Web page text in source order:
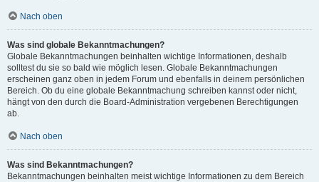
Nach oben
Was sind globale Bekanntmachungen?
Globale Bekanntmachungen beinhalten wichtige Informationen, deshalb
solltest du sie so bald wie möglich lesen. Globale Bekanntmachungen
erscheinen ganz oben in jedem Forum und ebenfalls in deinem persönlichen
Bereich. Ob du eine globale Bekanntmachung schreiben kannst oder nicht,
hängt von den durch die Board-Administration vergebenen Berechtigungen
ab.
Nach oben
Was sind Bekanntmachungen?
Bekanntmachungen beinhalten meist wichtige Informationen zu dem Bereich